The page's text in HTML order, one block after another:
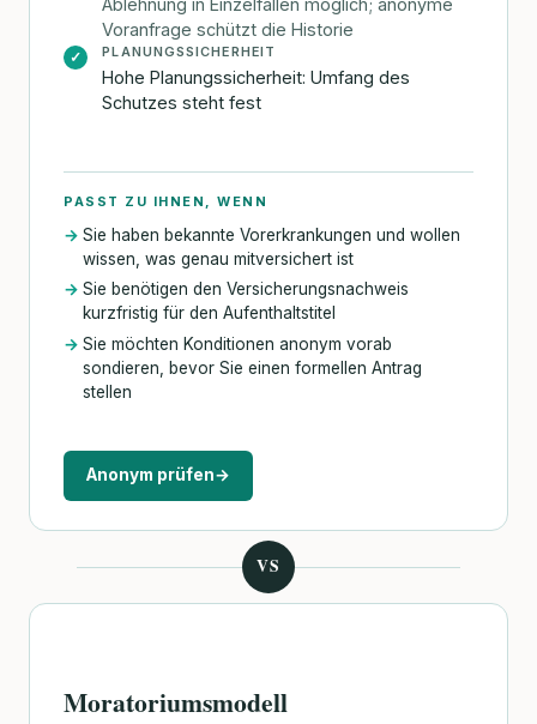
Ablehnung in Einzelfällen möglich; anonyme
Voranfrage schützt die Historie
✓ PLANUNGSSICHERHEIT
Hohe Planungssicherheit: Umfang des
Schutzes steht fest
PASST ZU IHNEN, WENN
Sie haben bekannte Vorerkrankungen und wollen
wissen, was genau mitversichert ist
Sie benötigen den Versicherungsnachweis
kurzfristig für den Aufenthaltstitel
Sie möchten Konditionen anonym vorab
sondieren, bevor Sie einen formellen Antrag
stellen
Anonym prüfen→
VS
Moratoriumsmodell